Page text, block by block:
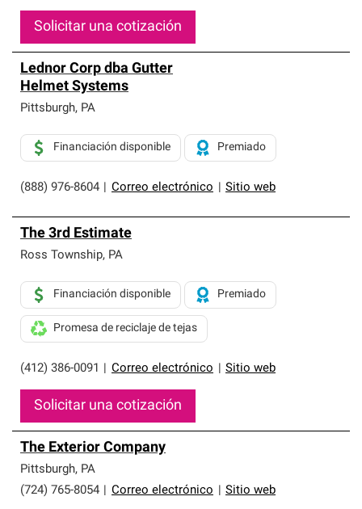
Solicitar una cotización
Lednor Corp dba Gutter
Helmet Systems
Pittsburgh, PA
(888) 976-8604 Correo electrónico Sitio web
Financiación disponible Premiado
The 3rd Estimate
Ross Township, PA
(412) 386-0091 Correo electrónico Sitio web
Financiación disponible Premiado
Promesa de reciclaje de tejas
Solicitar una cotización
The Exterior Company
Pittsburgh, PA
(724) 765-8054
Correo electrónico Sitio web